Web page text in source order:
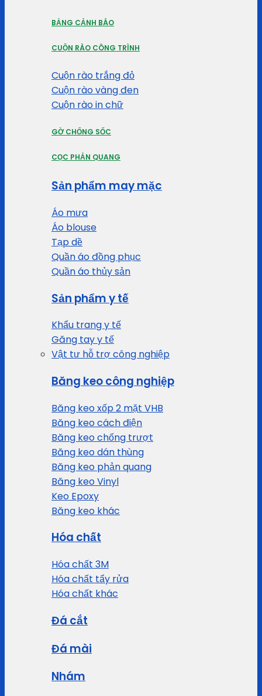
BẢNG CẢNH BÁO
CUỘN RÀO CÔNG TRÌNH
Cuộn rào trắng đỏ
Cuộn rào vàng đen
Cuộn rào in chữ
GỜ CHỐNG SỐC
CỌC PHẢN QUANG
Sản phẩm may mặc
Áo mưa
Áo blouse
Tạp dề
Quần áo đồng phục
Quần áo thủy sản
Sản phẩm y tế
Khẩu trang y tế
Găng tay y tế
Vật tư hỗ trợ công nghiệp
Băng keo công nghiệp
Băng keo xốp 2 mặt VHB
Băng keo cách điện
Băng keo chống trượt
Băng keo dán thùng
Băng keo phản quang
Băng keo Vinyl
Keo Epoxy
Băng keo khác
Hóa chất
Hóa chất 3M
Hóa chất tẩy rửa
Hóa chất khác
Đá cắt
Đá mài
Nhám